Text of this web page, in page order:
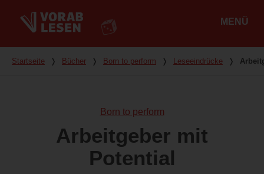
MENÜ
Du bist hier
Startseite ❭ Bücher ❭ Born to perform ❭ Leseeindrücke ❭
Born to perform
Arbeitgeber mit
Potential